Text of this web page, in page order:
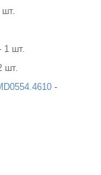
шт.
1 шт.
шт.
-